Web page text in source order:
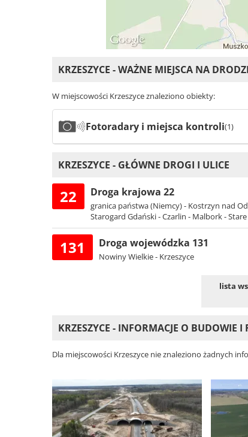
KRZESZYCE - WAŻNE MIEJSCA NA
W miejscowości Krzeszyce znaleziono obiekty:
Fotoradary i miejsca kontroli(1)
KRZESZYCE - GŁÓWNE DROGI I ULICE
22 Droga krajowa 22
granica państwa (Niemcy) - Kostrzyn nad
Starogard Gdański - Czarlin - Malbork - Stare
131 Droga wojewódzka 131
Nowiny Wielkie - Krzeszyce
lista
KRZESZYCE - INFORMACJE O BUDOWIE
Dla miejscowości Krzeszyce nie znaleziono żadnych